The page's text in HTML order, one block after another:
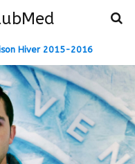
Hiver 2015-2016